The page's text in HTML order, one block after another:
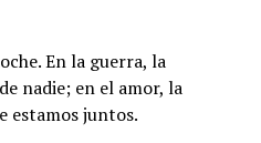
En la guerra, la
nadie; en el amor, la
estamos juntos.